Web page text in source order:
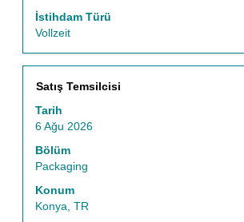
İstihdam Türü
Vollzeit
Başlık
Satış Temsilcisi
Tarih
6 Ağu 2026
Bölüm
Packaging
Konum
Konya, TR
İş
tam
içeriğini
görüntülemek
için
tuşu
ile